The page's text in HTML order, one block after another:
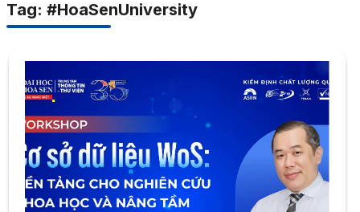
Tag: #HoaSenUniversity